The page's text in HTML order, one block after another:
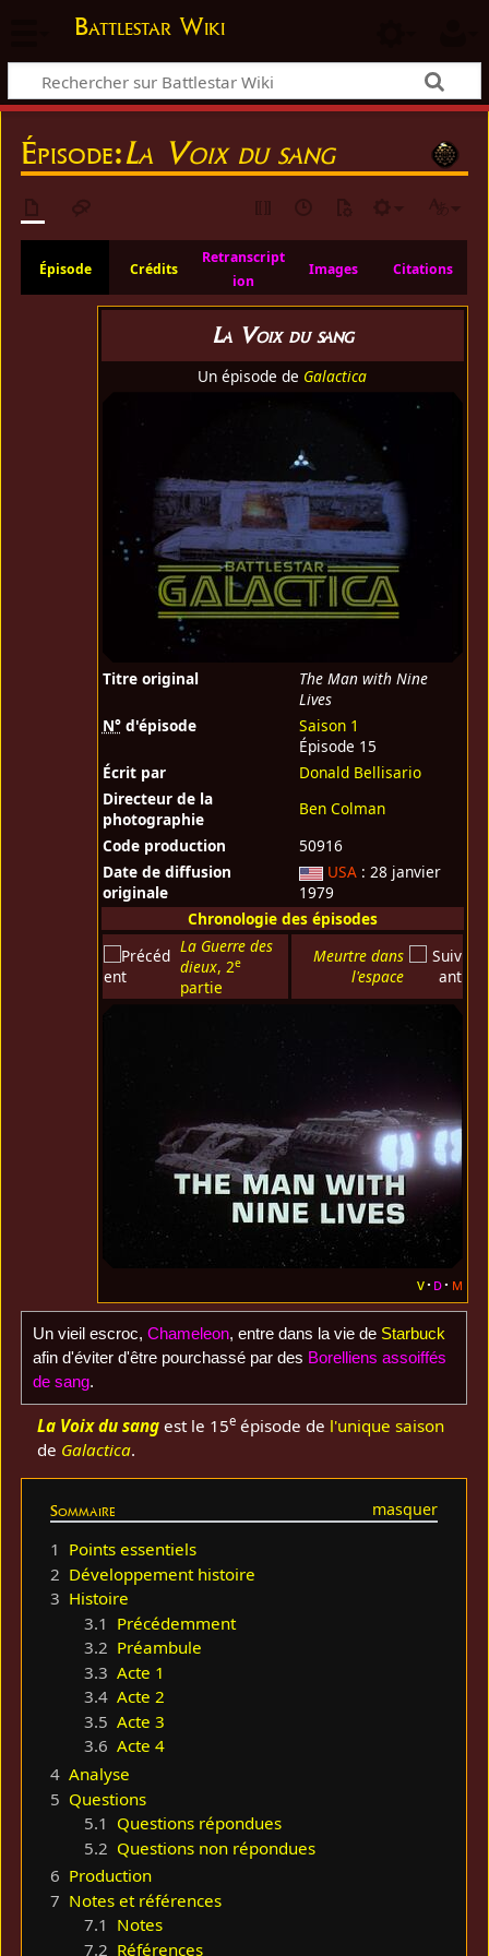
Battlestar Wiki
Épisode:La Voix du sang
Épisode Crédits
Retranscript
ion
Images Citations
La Voix du sang
Un épisode de Galactica
Titre original
The Man with Nine
Lives
N°d'épisode
Saison 1
Épisode 15
Écrit par
Donald Bellisario
Directeur de la
photographie
Ben Colman
Code production
50916
Date de diffusion
originale
USA: 28 janvier
1979
Chronologie des épisodes
La Guerre des
dieux, 2e
partie
Meurtre dans
l'espace
v d m
Un vieil escroc, Chameleon, entre dans la vie de Starbuck
afin d'éviter d'être pourchassé par des Borelliens assoiffés
de sang.
La Voix du sang est le 15e épisode de l'unique saison
de Galactica.
Sommaire
1 Points essentiels
2 Développement histoire
3 Histoire
3.1 Précédemment
3.2 Préambule
3.3 Acte 1
3.4 Acte 2
3.5 Acte 3
3.6 Acte 4
4 Analyse
5 Questions
5.1 Questions répondues
5.2 Questions non répondues
6 Production
7 Notes et références
7.1 Notes
7.2 Références